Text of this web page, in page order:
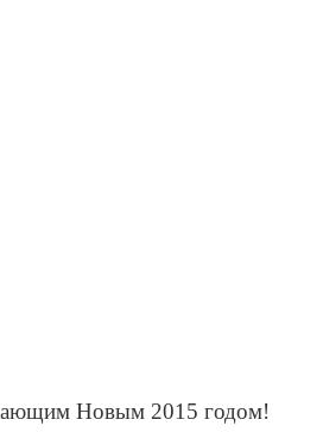
Новым 2015 годом!